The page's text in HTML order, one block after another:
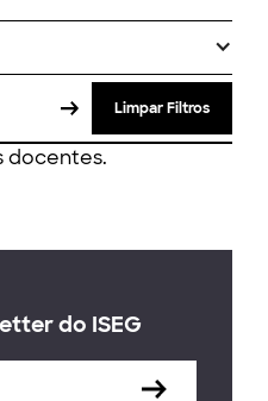
Limpar Filtros
docentes.
do ISEG